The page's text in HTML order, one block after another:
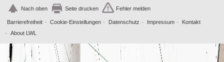
Februar
Januar 1
2019
Dezember 2
Nach oben Seite drucken Fehler melden
Barrierefreiheit Cookie-Einstellungen Datenschutz Impressum
Kontakt
About LWL